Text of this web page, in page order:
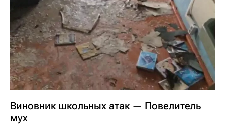
Виновник школьных атак — Повелитель
мух